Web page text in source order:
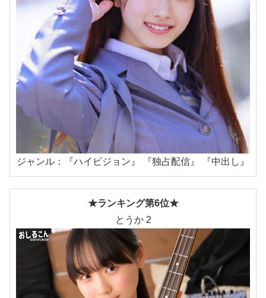
ジャンル：『ハイビジョン』 『独占配信』 『中出し』
★ランキング第6位★
とうか 2